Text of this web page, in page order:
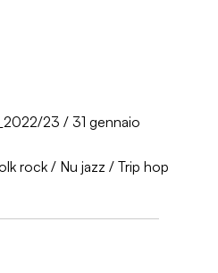
23 / 31 gennaio
rock / Nu jazz / Trip hop